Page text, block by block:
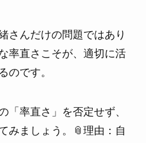
さんだけの問題ではあり
率直さこそが、適切に活
のです。
「率直さ」を否定せず、
みましょう。📎理由：自